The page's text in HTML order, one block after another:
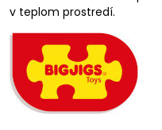
v teplom prostredí.